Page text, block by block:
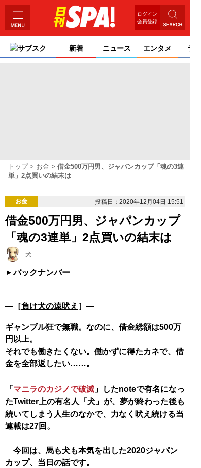
ログイン
会員登録
サブスク 新着 ニュース エンタメ ライ
トップ お金
借金500万円男、ジャパンカップ「魂の3連
単」2点買いの結末は
お金 投稿日：2020年12月04日 15:51
借金500万円男、ジャパンカップ
「魂の3連単」2点買いの結末は
犬
バックナンバー
―［負け犬の遠吠え ］―
ギャンブル狂で無職。なのに、借金総額は500万
円以上。
それでも働きたくない。働かずに得たカネで、借
金を全部返したい……。
「 マニラのカジノで破滅 」したnoteで有名になっ
たTwitter上の有名人「犬」が、夢が終わった後も
続いてしまう人生のなかで、力なく吠え続ける当
連載は27回。
今回は、馬も犬も本気を出した2020ジャパン
カップ、当日の話です。